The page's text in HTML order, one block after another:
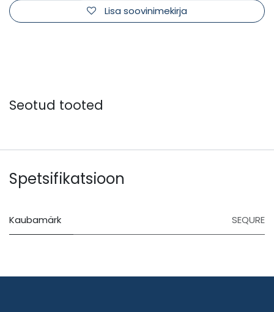
Lisa soovinimekirja
Seotud tooted
Spetsifikatsioon
Kaubamärk SEQURE